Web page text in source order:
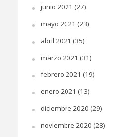
junio 2021 (27)
mayo 2021 (23)
abril 2021 (35)
marzo 2021 (31)
febrero 2021 (19)
enero 2021 (13)
diciembre 2020 (29)
noviembre 2020 (28)